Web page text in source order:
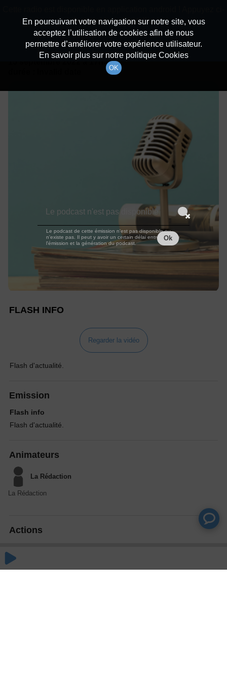
Détails De L'épisode
15 septembre 2022
à 17h59
FLASH INFO
Regarder la vidéo
Flash d'actualité.
Emission
Flash info
Flash d'actualité.
Animateurs
La Rédaction
La Rédaction
Actions
En poursuivant votre navigation sur notre site, vous
acceptez l’utilisation de cookies afin de nous
permettre d’améliorer votre expérience utilisateur.
En savoir plus sur notre politique Cookies
OK
dessous pour l'installer.
Non merci Télécharger l'application
Le podcast n'est pas disponible
Le podcast de cette émission n'est pas disponible ou
n'existe pas. Il peut y avoir un certain délai entre la fin de
l'émission et la génération du podcast.
Ok